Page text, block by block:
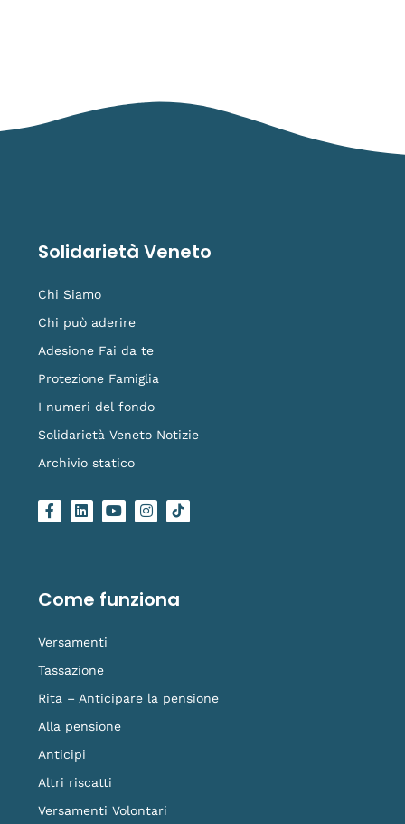
Solidarietà Veneto
Chi Siamo
Chi può aderire
Adesione Fai da te
Protezione Famiglia
I numeri del fondo
Solidarietà Veneto Notizie
Archivio statico
F
a
o
k
L
i
i
n
Y
o
e
I
n
r
a
L
o
i
k
Come funziona
Versamenti
Tassazione
Rita – Anticipare la pensione
Alla pensione
Anticipi
Altri riscatti
Versamenti Volontari